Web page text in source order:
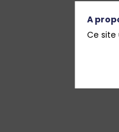
A
Ce site